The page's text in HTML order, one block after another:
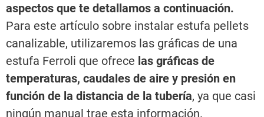
aspectos que te detallamos a continuación.
Para este artículo sobre instalar estufa pellets
canalizable, utilizaremos las gráficas de una
estufa Ferroli que ofrece las gráficas de
temperaturas, caudales de aire y presión en
función de la distancia de la tubería, ya que casi
ningún manual trae esta información.